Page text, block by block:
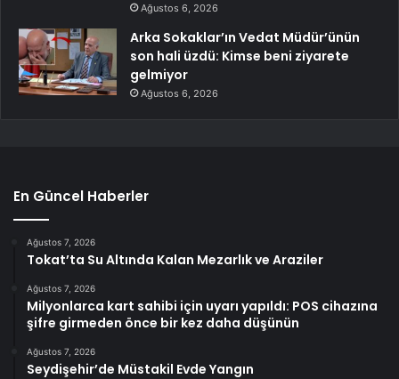
Ağustos 6, 2026
Arka Sokaklar’ın Vedat Müdür’ünün
son hali üzdü: Kimse beni ziyarete
gelmiyor
Ağustos 6, 2026
En Güncel Haberler
Ağustos 7, 2026
Tokat’ta Su Altında Kalan Mezarlık ve Araziler
Ağustos 7, 2026
Milyonlarca kart sahibi için uyarı yapıldı: POS cihazına
şifre girmeden önce bir kez daha düşünün
Ağustos 7, 2026
Seydişehir’de Müstakil Evde Yangın